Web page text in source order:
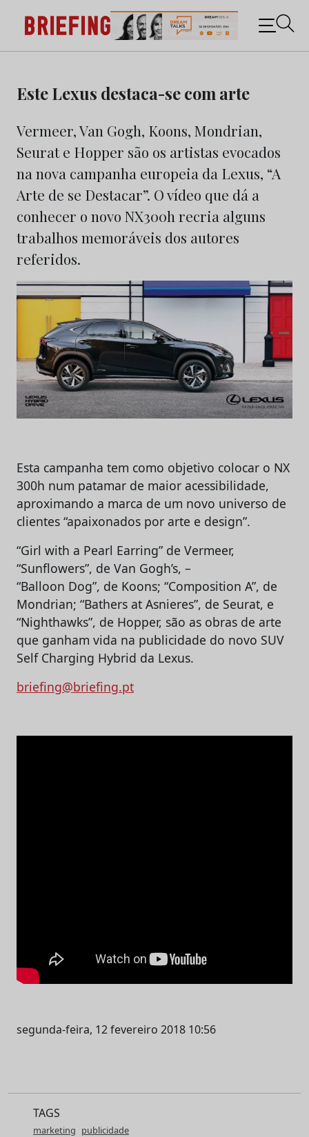
content
Briefing: Todas as notícias sobre os negócios do
Marketing e da Publicidade
Este Lexus destaca-se com arte
Vermeer, Van Gogh, Koons, Mondrian,
Seurat e Hopper são os artistas evocados
na nova campanha europeia da Lexus, “A
Arte de se Destacar”. O vídeo que dá a
conhecer o novo NX300h recria alguns
trabalhos memoráveis dos autores
referidos.
Esta campanha tem como objetivo colocar o NX
300h num patamar de maior acessibilidade,
aproximando a marca de um novo universo de
clientes “apaixonados por arte e design”.
“Girl with a Pearl Earring” de Vermeer,
“Sunflowers”, de Van Gogh’s, –
“Balloon Dog”, de Koons; “Composition A”, de
Mondrian; “Bathers at Asnieres”, de Seurat, e
“Nighthawks”, de Hopper, são as obras de arte
que ganham vida na publicidade do novo SUV
Self Charging Hybrid da Lexus.
briefing@briefing.pt
segunda-feira, 12 fevereiro 2018 10:56
TAGS
marketing publicidade